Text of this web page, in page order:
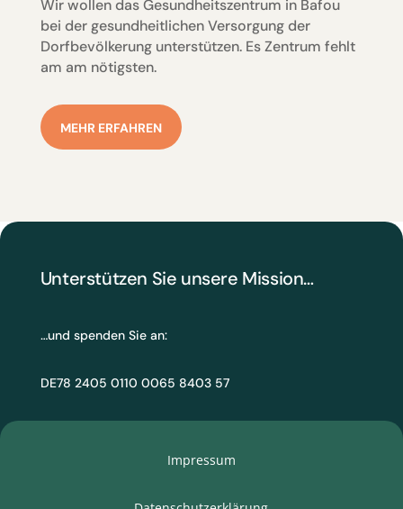
Wir wollen das Gesundheitszentrum in Bafou
bei der gesundheitlichen Versorgung der
Dorfbevölkerung unterstützen. Es Zentrum fehlt
am am nötigsten.
MEHR ERFAHREN
Unterstützen Sie unsere Mission…
…und spenden Sie an:
DE78 2405 0110 0065 8403 57
Impressum